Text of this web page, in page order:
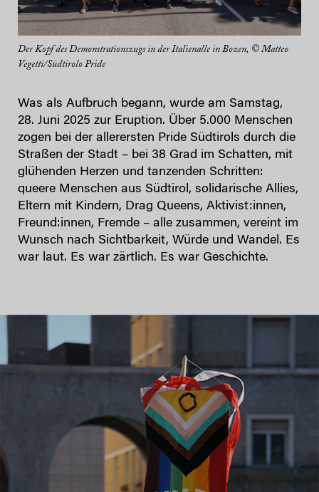
Der Kopf des Demonstrationszugs in der Italienalle in Bozen, © Matteo
Vegetti/Südtirolo Pride
Was als Aufbruch begann, wurde am Samstag,
28. Juni 2025 zur Eruption. Über 5.000 Menschen
zogen bei der allerersten Pride Südtirols durch die
Straßen der Stadt – bei 38 Grad im Schatten, mit
glühenden Herzen und tanzenden Schritten:
queere Menschen aus Südtirol, solidarische Allies,
Eltern mit Kindern, Drag Queens, Aktivist:innen,
Freund:innen, Fremde – alle zusammen, vereint im
Wunsch nach Sichtbarkeit, Würde und Wandel. Es
war laut. Es war zärtlich. Es war Geschichte.